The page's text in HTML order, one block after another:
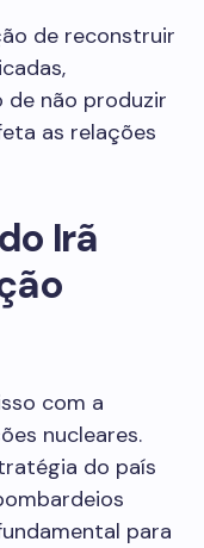
de reconstruir
de não produzir
as relações
Irã
com a
nucleares.
do país
para